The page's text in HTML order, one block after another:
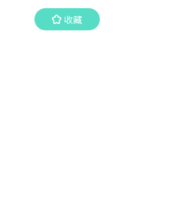
收藏